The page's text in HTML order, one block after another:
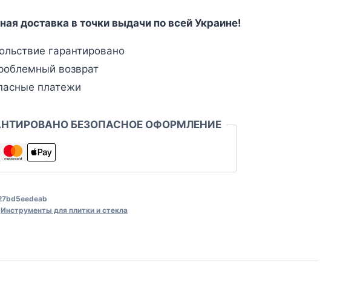
доставка в точки выдачи по всей Украине!
гарантировано
возврат
платежи
БЕЗОПАСНОЕ ОФОРМЛЕНИЕ
Инструменты для плитки и стекла